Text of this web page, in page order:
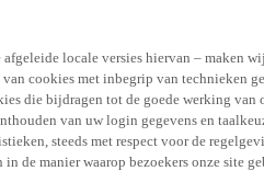
locale versies hiervan – maken
cookies met inbegrip van technieken
die bijdragen tot de goede werking van
van uw login gegevens en
steeds met respect voor de
de manier waarop bezoekers onze site